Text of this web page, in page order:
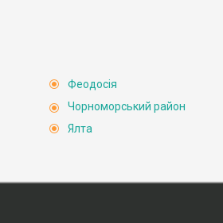
Феодосія
Чорноморський район
Ялта